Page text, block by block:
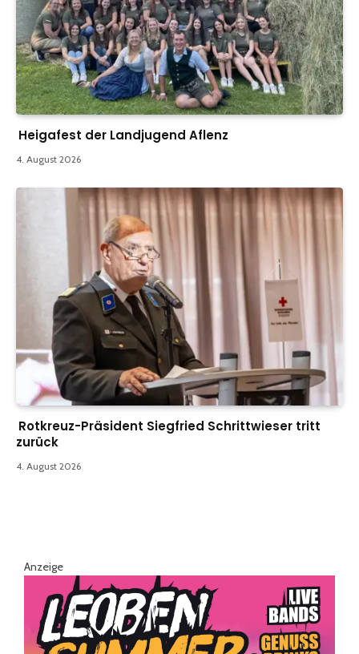
Heigafest der Landjugend Aflenz
4. August 2026
Rotkreuz-Präsident Siegfried Schrittwieser tritt
zurück
4. August 2026
Anzeige